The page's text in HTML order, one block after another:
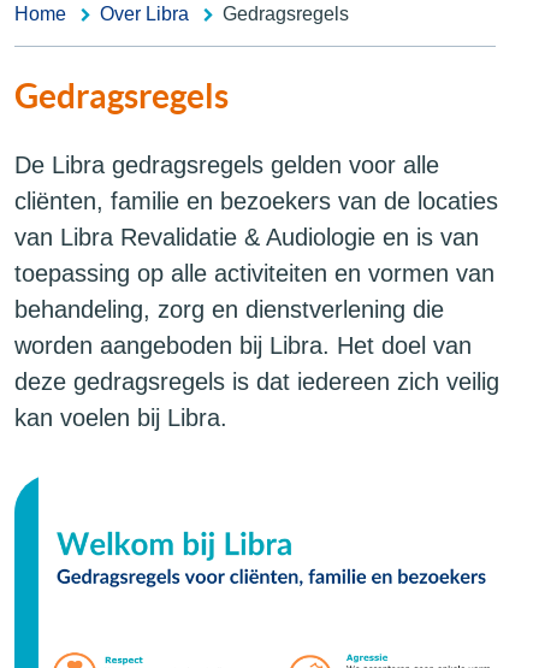
Home Over Libra Gedragsregels
Gedragsregels
De Libra gedragsregels gelden voor alle
cliënten, familie en bezoekers van de locaties
van Libra Revalidatie & Audiologie en is van
toepassing op alle activiteiten en vormen van
behandeling, zorg en dienstverlening die
worden aangeboden bij Libra. Het doel van
deze gedragsregels is dat iedereen zich veilig
kan voelen bij Libra.